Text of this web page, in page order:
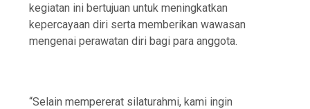
kegiatan ini bertujuan untuk meningkatkan
kepercayaan diri serta memberikan wawasan
mengenai perawatan diri bagi para anggota.
“Selain mempererat silaturahmi, kami ingin